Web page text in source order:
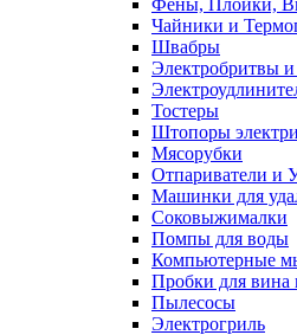
Фены, Плойки,
Чайники и
Швабры
Электробритвы
Тостеры
Штопоры
Мясорубки
Отпариватели и
Машинки для
Соковыжималки
Помпы для воды
Компьютерные
Пробки для вина
Пылесосы
Электрогриль